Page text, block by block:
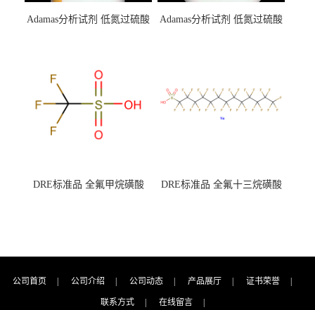
Adamas分析试剂 低氮过硫酸
（泰坦现货供应）
Adamas分析试剂 低氮过硫酸
DRE标准品 全氟甲烷磺酸
DRE标准品 全氟十三烷磺酸
公司首页 公司介绍 公司动态 产品展厅 证书荣誉
联系方式 在线留言